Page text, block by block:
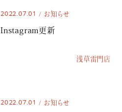
2022.07.01 お知らせ
Instagram更新
浅草雷門店
2022.07.01 お知らせ